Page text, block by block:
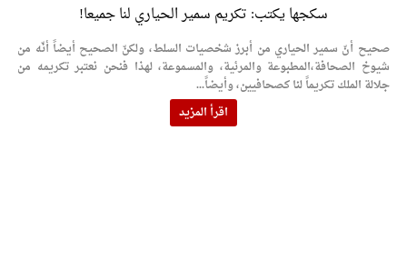
سكجها يكتب: تكريم سمير الحياري لنا جميعا!
صحيح أنّ سمير الحياري من أبرز شخصيات السلط، ولكنّ الصحيح أيضاً أنّه من
شيوخ الصحافة،المطبوعة والمرئية، والمسموعة، لهذا فنحن نعتبر تكريمه من
جلالة الملك تكريماً لنا كصحافيين، وأيضاً...
اقرأ المزيد